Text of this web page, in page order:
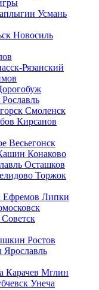
Усмань
Новосиль
Рязанский
Рославль
Смоленск
Кирсанов
Весьегонск
Конаково
Осташков
Торжок
Ефремов Липки
Советск
Ростов
Ярославль
Карачев Мглин
Унеча